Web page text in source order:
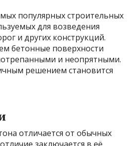
популярных строительных
для возведения
и других конструкций.
бетонные поверхности
и неопрятными.
решением становится
отличается от обычных